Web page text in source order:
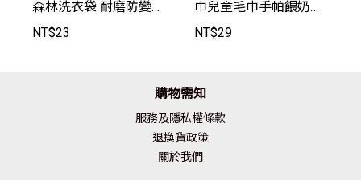
森林洗衣袋 耐磨防變形
防勾紗 洗潔袋 旅遊收
NT$23
巾兒童毛巾手帕餵奶巾
【HY2004】JoyBaby
NT$29
購物需知
服務及隱私權條款
退換貨政策
關於我們